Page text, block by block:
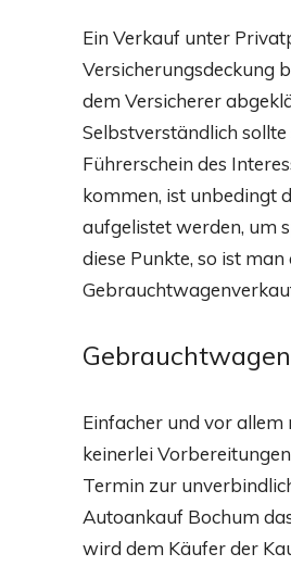
Ein Verkauf unter
Versicherungsdeckung
dem Versicherer
Selbstverständlich
Führerschein des
kommen, ist unbedingt
aufgelistet werden, um
diese Punkte, so ist
Einfacher und vor allem
keinerlei
Termin zur
Autoankauf Bochum
wird dem Käufer der